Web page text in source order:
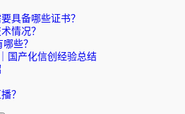
具备哪些证书？
情况？
些？
国产化信创经验总结
？